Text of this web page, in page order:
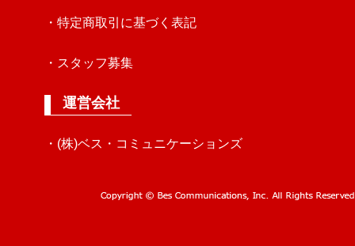
・特定商取引に基づく表記
・スタッフ募集
運営会社
・(株)ベス・コミュニケーションズ